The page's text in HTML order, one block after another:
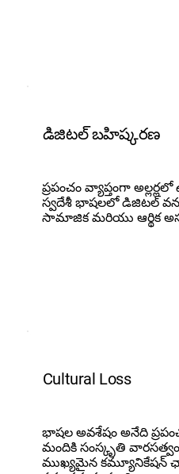
డిజిటల్ బహిష్కరణ
ప్రపంచం వ్యాప్తంగా
స్వదేశీ భాషలలో డిజిటల్
సామాజిక మరియు ఆర్థిక
Cultural Loss
భాషల అవశేషం అనేది
మందికి సంస్కృతి
ముఖ్యమైన కమ్యూనికేషన్